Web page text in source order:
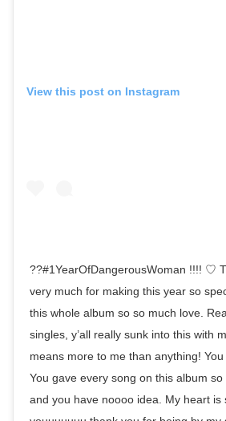
View this post on Instagram
??#1YearOfDangerousWoman !!!! ♡
very much for making this year so
this whole album so so much love.
singles, y’all really sunk into this with
means more to me than anything!
You gave every song on this album
and you have noooo idea. My heart is